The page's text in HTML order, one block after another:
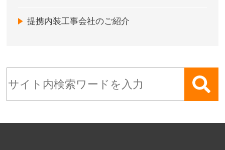
提携内装工事会社のご紹介